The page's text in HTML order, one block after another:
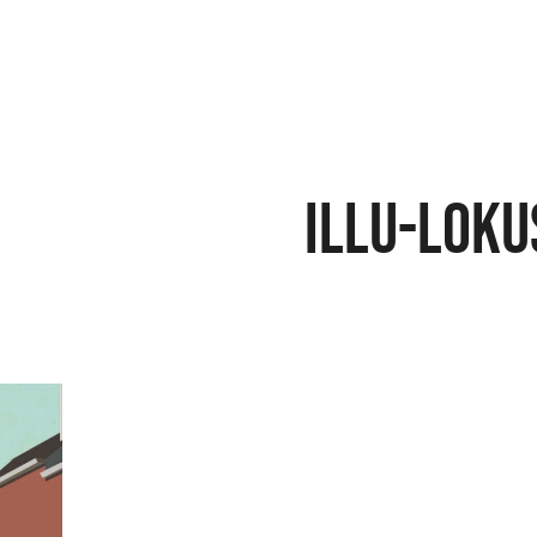
illu-